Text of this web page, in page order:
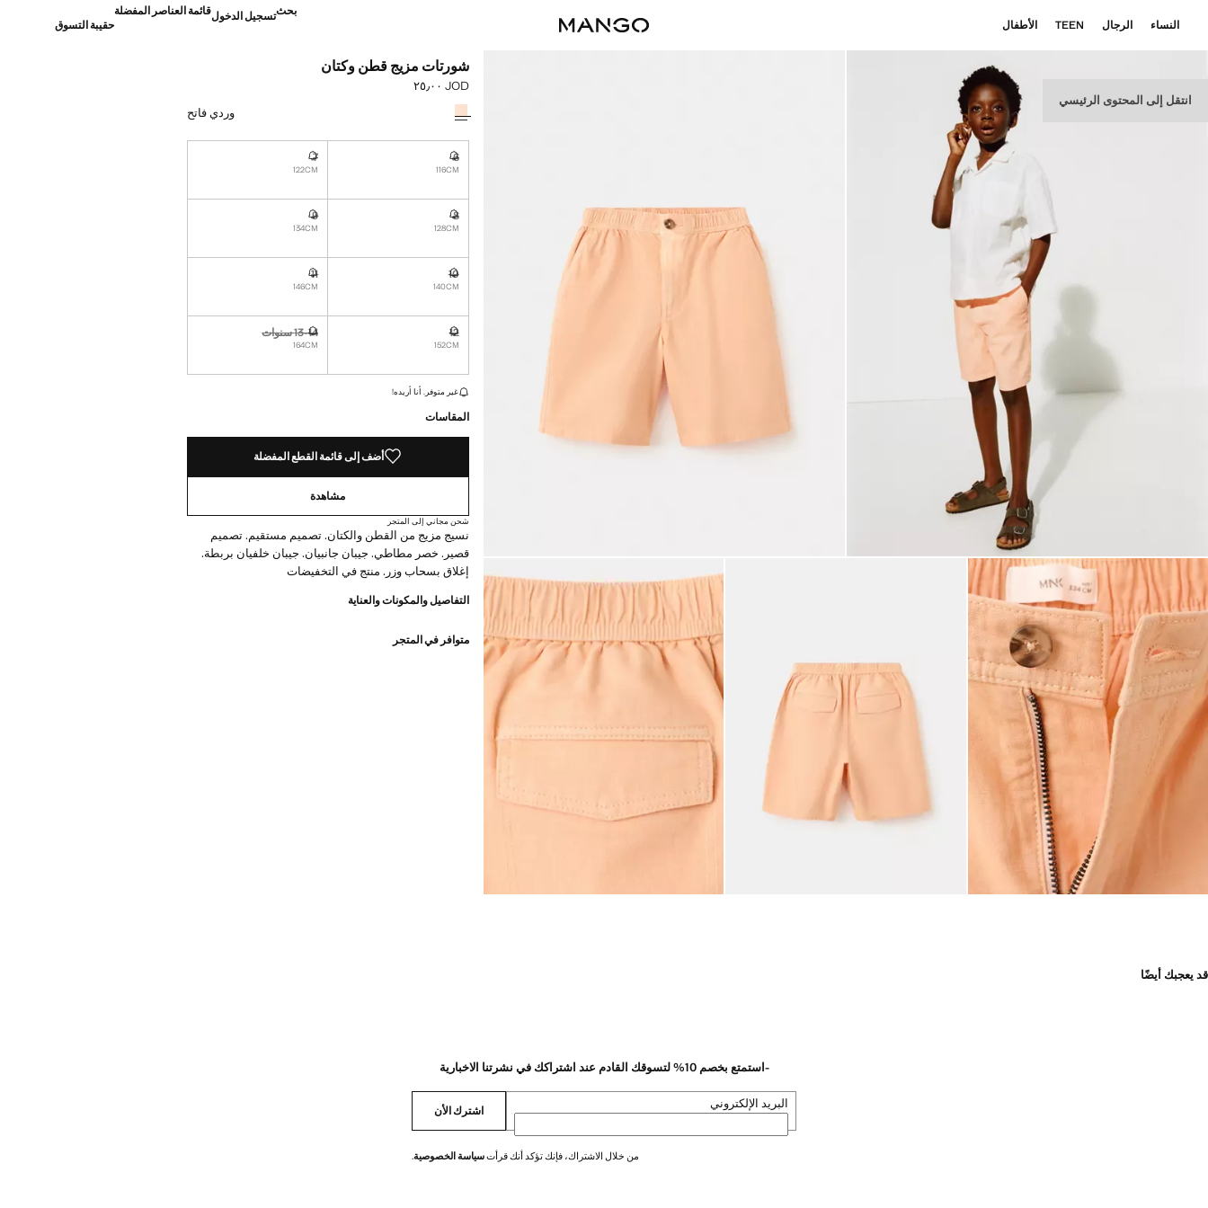
انتقل إلى المحتوى الرئيسي
النساء الرجال TEEN الأطفال
بحثتسجيل الدخولقائمة العناصر المفضلة
حقيبة التسوق
شورتات مزيج قطن وكتان
السعر الحالي [JOD ٢٥٫٠٠ ]
JOD ٢٥٫٠٠
حدد اللون
وردي فاتح
6
116CM
غير متوفر. أنا أريده!
7
122CM
غير متوفر. أنا أريده!
8
128CM
غير متوفر. أنا أريده!
9
134CM
غير متوفر. أنا أريده!
10
140CM
غير متوفر. أنا أريده!
11
146CM
غير متوفر. أنا أريده!
12
152CM
غير متوفر. أنا أريده!
13-14 سنوات
164CM
غير متوفر. أنا أريده!
القطع الأخيرة!
غير متوفر. أنا أريده!
المقاسات
أضف إلى قائمة القطع المفضلة
مشاهدة
شحن مجاني إلى المتجر
نسيج مزيج من القطن والكتان. تصميم مستقيم. تصميم
قصير. خصر مطاطي. جيبان جانبيان. جيبان خلفيان بربطة.
إغلاق بسحاب وزر. منتج في التخفيضات
التفاصيل والمكونات والعناية
متوافر في المتجر
قد يعجبك أيضًا
-استمتع بخصم 10% لتسوقك القادم عند اشتراكك في نشرتنا الاخبارية
البريد الإلكتروني اشترك الأن
من خلال الاشتراك، فإنك تؤكد أنك قرأتسياسة الخصوصية.